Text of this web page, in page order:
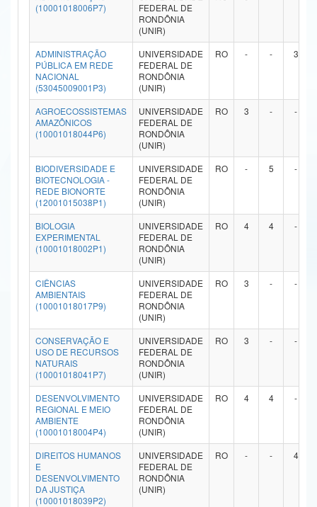
Ministério da Ciência, Tecnologia, Inovações e Comunicações
Ministério do Meio Ambiente
Ministério do Turismo
Ministério do Desenvolvimento Regional
Controladoria-Geral da União
Ministério da Mulher, da Família e dos Direitos Humanos
Secretaria-Geral
Secretaria de Governo
Gabinete de Segurança Institucional
Advocacia-Geral da União
Banco Central do Brasil
Planalto
(10001018006P7)
FEDERAL DE
RONDÔNIA
(UNIR)
ADMINISTRAÇÃO
PÚBLICA EM REDE
NACIONAL
(53045009001P3)
UNIVERSIDADE
FEDERAL DE
RONDÔNIA
(UNIR)
RO - - 3
AGROECOSSISTEMAS
AMAZÔNICOS
(10001018044P6)
UNIVERSIDADE
FEDERAL DE
RONDÔNIA
(UNIR)
RO 3 - -
BIODIVERSIDADE E
BIOTECNOLOGIA -
REDE BIONORTE
(12001015038P1)
UNIVERSIDADE
FEDERAL DE
RONDÔNIA
(UNIR)
RO - 5 -
BIOLOGIA
EXPERIMENTAL
(10001018002P1)
UNIVERSIDADE
FEDERAL DE
RONDÔNIA
(UNIR)
RO 4 4 -
CIÊNCIAS
AMBIENTAIS
(10001018017P9)
UNIVERSIDADE
FEDERAL DE
RONDÔNIA
(UNIR)
RO 3 - -
CONSERVAÇÃO E
USO DE RECURSOS
NATURAIS
(10001018041P7)
UNIVERSIDADE
FEDERAL DE
RONDÔNIA
(UNIR)
RO 3 - -
DESENVOLVIMENTO
REGIONAL E MEIO
AMBIENTE
(10001018004P4)
UNIVERSIDADE
FEDERAL DE
RONDÔNIA
(UNIR)
RO 4 4 -
DIREITOS HUMANOS
E
DESENVOLVIMENTO
DA JUSTIÇA
(10001018039P2)
UNIVERSIDADE
FEDERAL DE
RONDÔNIA
(UNIR)
RO - - 4